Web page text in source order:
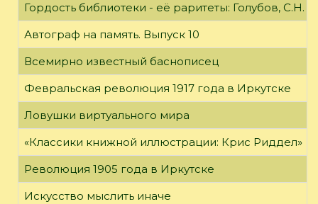
Гордость библиотеки - её раритеты: Голубов, С.Н.
Автограф на память. Выпуск 10
Всемирно известный баснописец
Февральская революция 1917 года в Иркутске
Ловушки виртуального мира
«Классики книжной иллюстрации: Крис Риддел»
Революция 1905 года в Иркутске
Искусство мыслить иначе